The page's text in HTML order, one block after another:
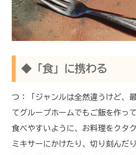
◆「食」に携わる
つ：「ジャンルは全然違うけど、
てグループホームでもご飯を作っ
食べやすいように、お料理をクタ
ミキサーにかけたり、切り刻んだ